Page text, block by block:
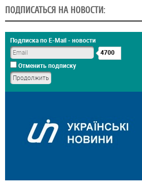
ПОДПИСАТЬСЯ НА НОВОСТИ:
Подписка по E-Mail - новости
4700
Отменить подписку